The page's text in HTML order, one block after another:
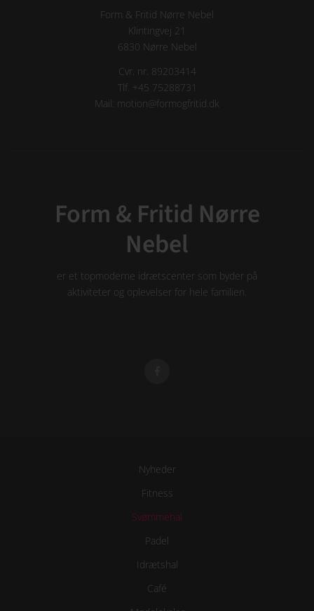
Form & Fritid Nørre Nebel
Klintingvej 21
6830 Nørre Nebel
Cvr. nr. 89203414
Tlf. +45 75288731
Mail: motion@formogfritid.dk
Form & Fritid Nørre
Nebel
er et topmoderne idrætscenter som byder på
aktiviteter og oplevelser for hele familien.
Nyheder
Fitness
Svømmehal
Padel
Idrætshal
Café